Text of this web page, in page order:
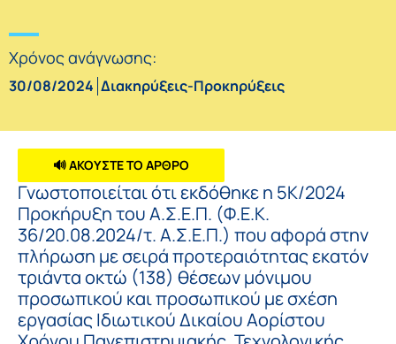
Χρόνος ανάγνωσης:
30/08/2024 Διακηρύξεις-Προκηρύξεις
🔊 ΑΚΟΥΣΤΕ ΤΟ ΑΡΘΡΟ
Γνωστοποιείται ότι εκδόθηκε η 5Κ/2024
Προκήρυξη του Α.Σ.Ε.Π. (Φ.Ε.Κ.
36/20.08.2024/τ. Α.Σ.Ε.Π.) που αφορά στην
πλήρωση με σειρά προτεραιότητας εκατόν
τριάντα οκτώ (138) θέσεων μόνιμου
προσωπικού και προσωπικού με σχέση
εργασίας Ιδιωτικού Δικαίου Αορίστου